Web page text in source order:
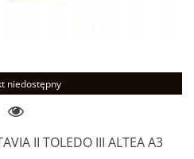
niedostępny
II TOLEDO III ALTEA A3